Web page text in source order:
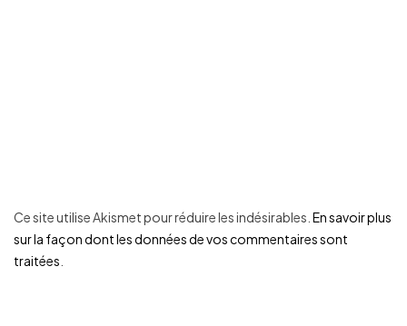
Ce site utilise Akismet pour réduire les indésirables. En savoir plus
sur la façon dont les données de vos commentaires sont
traitées